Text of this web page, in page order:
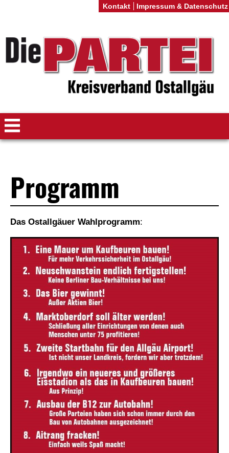
Programm
Das Ostallgäuer Wahlprogramm:
Kontakt Impressum & Datenschutz